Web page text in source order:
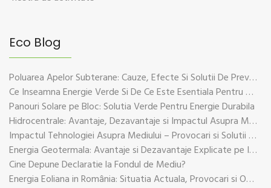
Eco Blog
Poluarea Apelor Subterane: Cauze, Efecte Si Solutii De Prevenire
Ce Inseamna Energie Verde Si De Ce Este Esentiala Pentru Viitorul Planetei
Panouri Solare pe Bloc: Solutia Verde Pentru Energie Durabila
Hidrocentrale: Avantaje, Dezavantaje si Impactul Asupra Mediului
Impactul Tehnologiei Asupra Mediului – Provocari si Solutii Sustenabile
Energia Geotermala: Avantaje si Dezavantaje Explicate pe Intelesul Tuturor
Cine Depune Declaratie la Fondul de Mediu?
Energia Eoliana in România: Situatia Actuala, Provocari si Oportunitati